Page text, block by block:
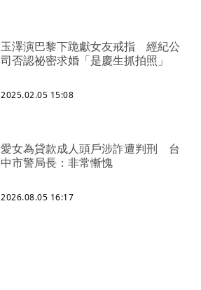
玉澤演巴黎下跪獻女友戒指 經紀公
司否認祕密求婚「是慶生抓拍照」
2025.02.05 15:08
愛女為貸款成人頭戶涉詐遭判刑 台
中市警局長：非常慚愧
2026.08.05 16:17